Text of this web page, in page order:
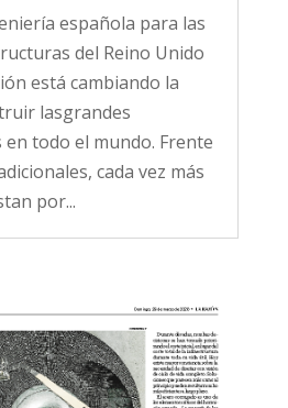
española para las
del Reino Unido
está cambiando la
lasgrandes
todo el mundo. Frente
cada vez más
por...